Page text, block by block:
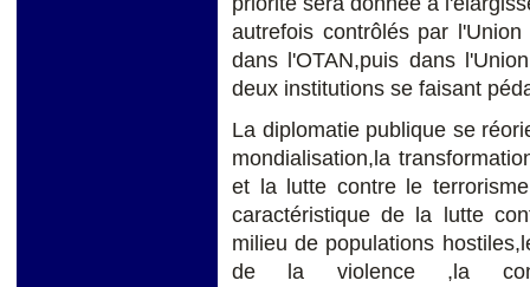
autrefois contrôlés par
dans l'OTAN,puis dans
deux institutions se faisant
La diplomatie publique se
mondialisation,la
et la lutte contre le
caractéristique de la lutte
milieu de populations
de la violence ,la